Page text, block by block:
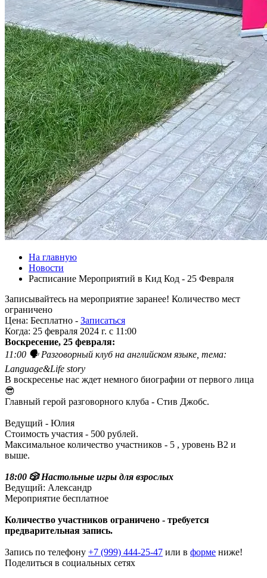
На главную
Новости
Расписание Мероприятий в Кид Код - 25 Февраля
Записывайтесь на мероприятие заранее! Количество мест
ограничено
Цена: Бесплатно - Записаться
Когда: 25 февраля 2024 г. c 11:00
Воскресение, 25 февраля:
11:00 🗣 Разговорный клуб на английском языке, тема:
Language&Life story
В воскресенье нас ждет немного биографии от первого лица
😎
Главный герой разговорного клуба - Стив Джобс.
Ведущий - Юлия
Стоимость участия - 500 рублей.
Максимальное количество участников - 5 , уровень B2 и
выше.
18:00 🎲 Настольные игры для взрослых
Ведущий: Александр
Мероприятие бесплатное
Количество участников ограничено - требуется
предварительная запись.
Запись по телефону +7 (999) 444-25-47 или в форме ниже!
Поделиться в социальных сетях